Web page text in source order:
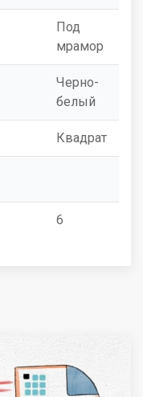
Под
мрамор
Черно-
белый
Квадрат
6